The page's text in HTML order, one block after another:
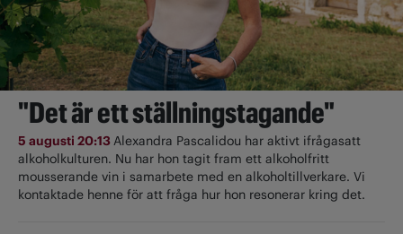
"Det är ett ställningstagande"
5 augusti 20:13Alexandra Pascalidou har aktivt ifrågasatt
alkoholkulturen. Nu har hon tagit fram ett alkoholfritt
mousserande vin i samarbete med en alkoholtillverkare. Vi
kontaktade henne för att fråga hur hon resonerar kring det.